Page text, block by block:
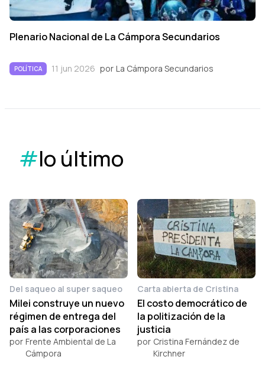
Plenario Nacional de La Cámpora Secundarios
POLÍTICA 11 jun 2026 por La Cámpora Secundarios
#lo último
Del saqueo al super saqueo
Milei construye un nuevo
régimen de entrega del
país a las corporaciones
por Frente Ambiental de La
Cámpora
Carta abierta de Cristina
El costo democrático de
la politización de la
justicia
por Cristina Fernández de
Kirchner